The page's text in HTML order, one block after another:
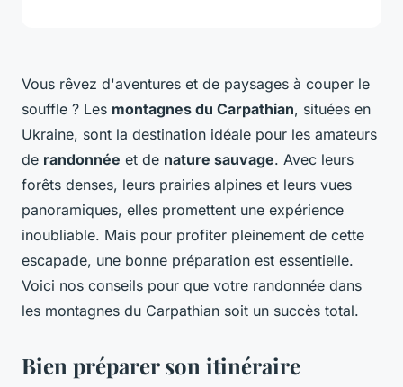
Vous rêvez d'aventures et de paysages à couper le
souffle ? Les montagnes du Carpathian, situées en
Ukraine, sont la destination idéale pour les amateurs
de randonnée et de nature sauvage. Avec leurs
forêts denses, leurs prairies alpines et leurs vues
panoramiques, elles promettent une expérience
inoubliable. Mais pour profiter pleinement de cette
escapade, une bonne préparation est essentielle.
Voici nos conseils pour que votre randonnée dans
les montagnes du Carpathian soit un succès total.
Bien préparer son itinéraire